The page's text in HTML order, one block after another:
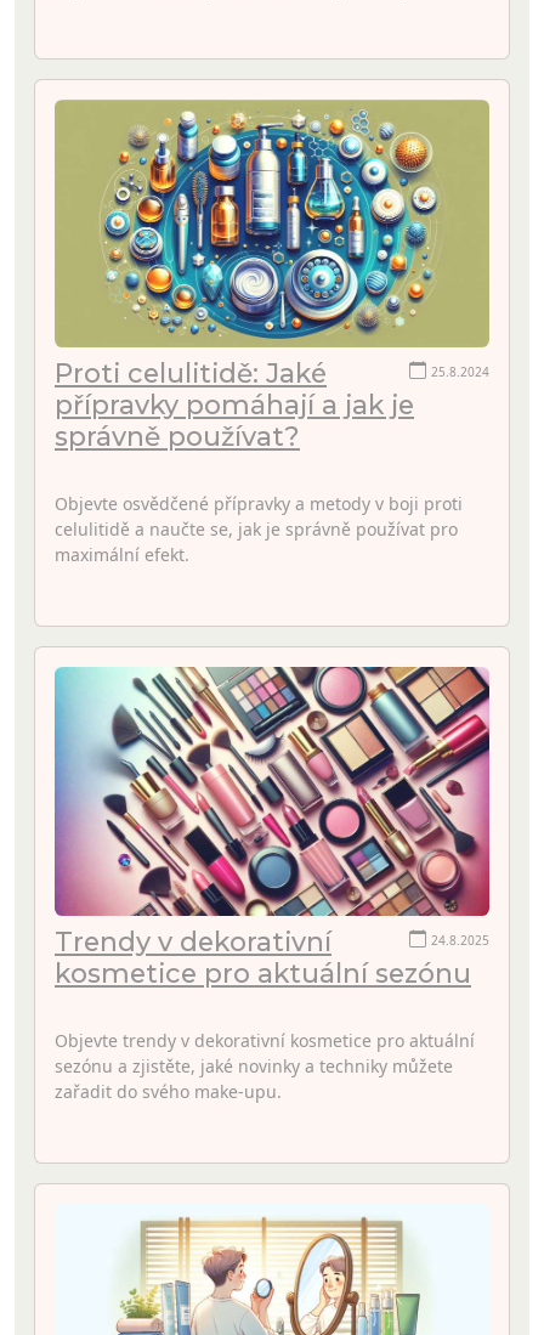
25.8.2024
Proti celulitidě: Jaké
přípravky pomáhají a jak je
správně používat?
Objevte osvědčené přípravky a metody v boji proti
celulitidě a naučte se, jak je správně používat pro
maximální efekt.
24.8.2025
Trendy v dekorativní
kosmetice pro aktuální sezónu
Objevte trendy v dekorativní kosmetice pro aktuální
sezónu a zjistěte, jaké novinky a techniky můžete
zařadit do svého make-upu.